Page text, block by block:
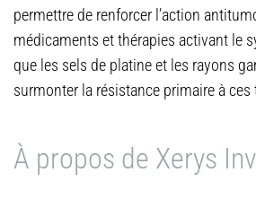
permettre de renforcer l’action
médicaments et thérapies activant le
que les sels de platine et les rayons
surmonter la résistance primaire à ces
À propos de Xerys